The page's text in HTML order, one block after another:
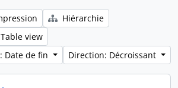
Hiérarchie
Table view
Date de fin
Direction: Décroissant